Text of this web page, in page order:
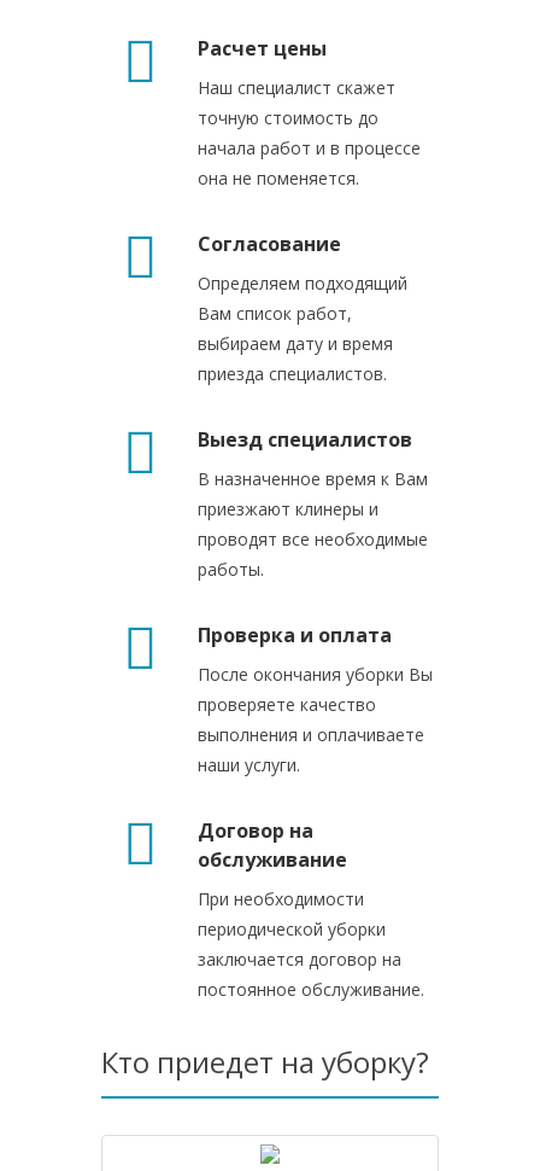
Расчет цены
Наш специалист скажет
точную стоимость до
начала работ и в процессе
она не поменяется.
Согласование
Определяем подходящий
Вам список работ,
выбираем дату и время
приезда специалистов.
Выезд специалистов
В назначенное время к Вам
приезжают клинеры и
проводят все необходимые
работы.
Проверка и оплата
После окончания уборки Вы
проверяете качество
выполнения и оплачиваете
наши услуги.
Договор на
обслуживание
При необходимости
периодической уборки
заключается договор на
постоянное обслуживание.
Кто приедет на уборку?